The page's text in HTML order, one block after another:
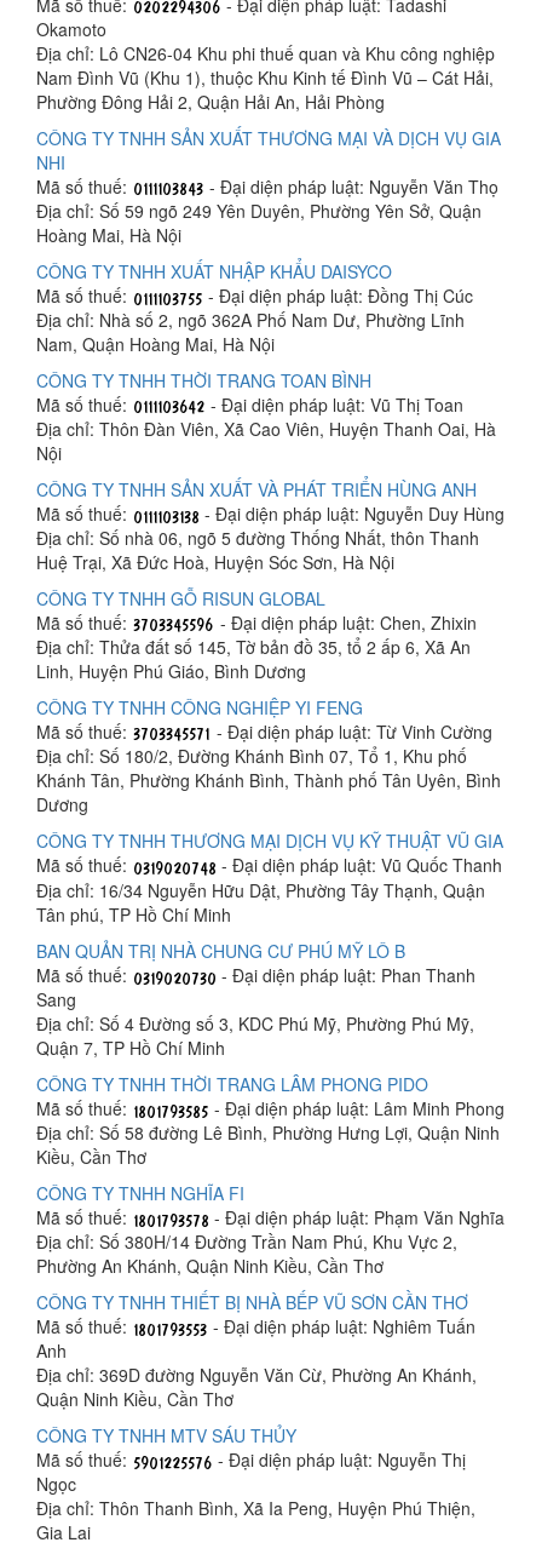
Okamoto
Địa chỉ: Lô CN26-04 Khu phi thuế quan và Khu công nghiệp
Nam Đình Vũ (Khu 1), thuộc Khu Kinh tế Đình Vũ – Cát Hải,
Phường Đông Hải 2, Quận Hải An, Hải Phòng
CÔNG TY TNHH SẢN XUẤT THƯƠNG MẠI VÀ DỊCH VỤ GIA
NHI
Mã số thuế:
- Đại diện pháp luật: Nguyễn Văn Thọ
Địa chỉ: Số 59 ngõ 249 Yên Duyên, Phường Yên Sở, Quận
Hoàng Mai, Hà Nội
CÔNG TY TNHH XUẤT NHẬP KHẨU DAISYCO
Mã số thuế:
- Đại diện pháp luật: Đồng Thị Cúc
Địa chỉ: Nhà số 2, ngõ 362A Phố Nam Dư, Phường Lĩnh
Nam, Quận Hoàng Mai, Hà Nội
CÔNG TY TNHH THỜI TRANG TOAN BÌNH
Mã số thuế:
- Đại diện pháp luật: Vũ Thị Toan
Địa chỉ: Thôn Đàn Viên, Xã Cao Viên, Huyện Thanh Oai, Hà
Nội
CÔNG TY TNHH SẢN XUẤT VÀ PHÁT TRIỂN HÙNG ANH
Mã số thuế:
- Đại diện pháp luật: Nguyễn Duy Hùng
Địa chỉ: Số nhà 06, ngõ 5 đường Thống Nhất, thôn Thanh
Huệ Trại, Xã Đức Hoà, Huyện Sóc Sơn, Hà Nội
CÔNG TY TNHH GỖ RISUN GLOBAL
Mã số thuế:
- Đại diện pháp luật: Chen, Zhixin
Địa chỉ: Thửa đất số 145, Tờ bản đồ 35, tổ 2 ấp 6, Xã An
Linh, Huyện Phú Giáo, Bình Dương
CÔNG TY TNHH CÔNG NGHIỆP YI FENG
Mã số thuế:
- Đại diện pháp luật: Từ Vinh Cường
Địa chỉ: Số 180/2, Đường Khánh Bình 07, Tổ 1, Khu phố
Khánh Tân, Phường Khánh Bình, Thành phố Tân Uyên, Bình
Dương
CÔNG TY TNHH THƯƠNG MẠI DỊCH VỤ KỸ THUẬT VŨ GIA
Mã số thuế:
- Đại diện pháp luật: Vũ Quốc Thanh
Địa chỉ: 16/34 Nguyễn Hữu Dật, Phường Tây Thạnh, Quận
Tân phú, TP Hồ Chí Minh
BAN QUẢN TRỊ NHÀ CHUNG CƯ PHÚ MỸ LÔ B
Mã số thuế:
- Đại diện pháp luật: Phan Thanh
Sang
Địa chỉ: Số 4 Đường số 3, KDC Phú Mỹ, Phường Phú Mỹ,
Quận 7, TP Hồ Chí Minh
CÔNG TY TNHH THỜI TRANG LÂM PHONG PIDO
Mã số thuế:
- Đại diện pháp luật: Lâm Minh Phong
Địa chỉ: Số 58 đường Lê Bình, Phường Hưng Lợi, Quận Ninh
Kiều, Cần Thơ
CÔNG TY TNHH NGHĨA FI
Mã số thuế:
- Đại diện pháp luật: Phạm Văn Nghĩa
Địa chỉ: Số 380H/14 Đường Trần Nam Phú, Khu Vực 2,
Phường An Khánh, Quận Ninh Kiều, Cần Thơ
CÔNG TY TNHH THIẾT BỊ NHÀ BẾP VŨ SƠN CẦN THƠ
Mã số thuế:
- Đại diện pháp luật: Nghiêm Tuấn
Anh
Địa chỉ: 369D đường Nguyễn Văn Cừ, Phường An Khánh,
Quận Ninh Kiều, Cần Thơ
CÔNG TY TNHH MTV SÁU THỦY
Mã số thuế:
- Đại diện pháp luật: Nguyễn Thị
Ngọc
Địa chỉ: Thôn Thanh Bình, Xã Ia Peng, Huyện Phú Thiện,
Gia Lai